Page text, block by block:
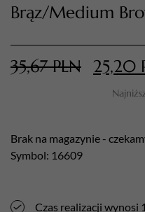
Brąz/Medium
35,67PLN 25,20
Brak na magazynie -
Symbol: 16609
Czas realizacji wynosi